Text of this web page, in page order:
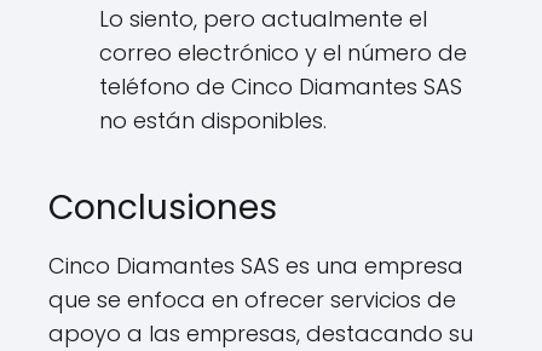
Lo siento, pero actualmente el
correo electrónico y el número de
teléfono de Cinco Diamantes SAS
no están disponibles.
Conclusiones
Cinco Diamantes SAS es una empresa
que se enfoca en ofrecer servicios de
apoyo a las empresas, destacando su